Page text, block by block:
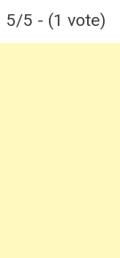
5/5 - (1 vote)